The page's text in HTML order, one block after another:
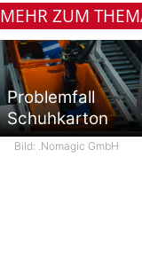
MEHR ZUM
Problemfall
Schuhkarton
Bild: .Nomagic GmbH